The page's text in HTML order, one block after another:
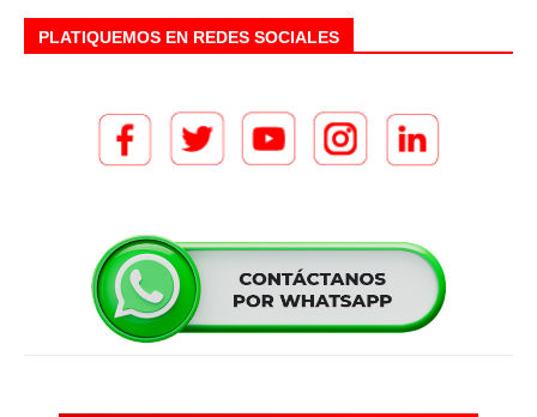
PLATIQUEMOS EN REDES SOCIALES